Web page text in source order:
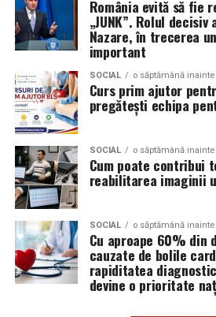
Seat;
Porsche;
Opel;
Ford;
Renault și altele.
Compatibilitatea exactă trebuie
în manualul vehiculului sau în
producătorului.
Este potrivit pentru motoarele
Da.
Ravenol VMP USVO 5W30 este
care sunt interesați de susținerea
Promovând un eveniment “verde”,
atrage atenția asupra
mediului și față de responsabilitatea
Participanții vor aprecia cu
organizatorii au ales să adopte
natura. De asemenea, acest lucru
creșterea reputației evenimentului
numărului de participanți în
Confortul participanților
Deși un eveniment verde
și un impact pozitiv asupra
facă compromisuri în ceea ce
participanților. Modelele ecologice
România evită să fie
„JUNK”. Rolul
Nazare, în trecerea
important
SOCIAL o săptămână inainte
Curs prim ajutor
pregătești echipa
SOCIAL o săptămână inainte
Cum poate contribui
reabilitarea imaginii
SOCIAL o săptămână inainte
Cu aproape 60% din
cauzate de bolile
rapiditatea
devine o prioritate